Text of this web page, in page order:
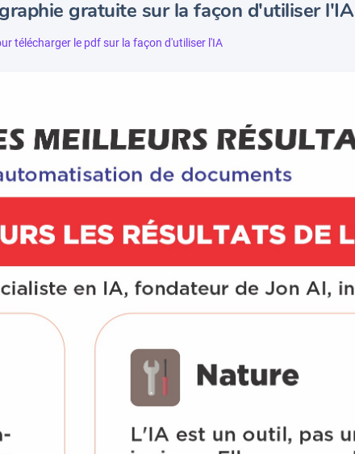
gratuite sur la façon d'utiliser l'IA
télécharger le pdf sur la façon d'utiliser l'IA